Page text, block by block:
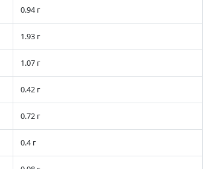
0.94 г
1.93 г
1.07 г
0.42 г
0.72 г
0.4 г